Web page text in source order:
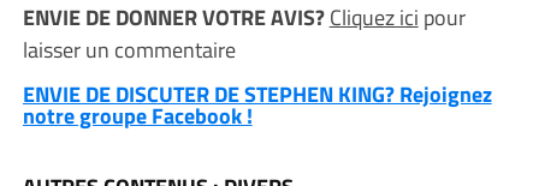
ENVIE DE DONNER VOTRE AVIS?Cliquez ici pour
laisser un commentaire
ENVIE DE DISCUTER DE STEPHEN KING? Rejoignez
notre groupe Facebook !